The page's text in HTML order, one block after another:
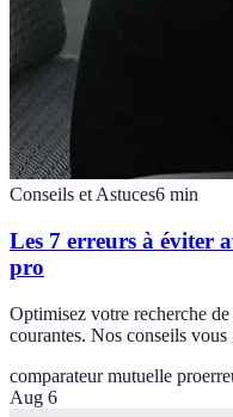
Conseils et Astuces6 min
Les 7 erreurs à éviter
pro
Optimisez votre recherche
courantes. Nos conseils
comparateur mutuelle pro
Aug 6